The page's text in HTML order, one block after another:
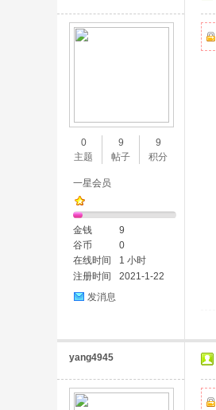
0
主题
9
帖子
9
积分
一星会员
金钱
9
谷币
0
在线时间
1 小时
注册时间
2021-1-22
发消息
yang4945